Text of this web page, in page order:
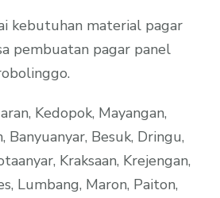
kebutuhan material pagar
pembuatan pagar panel
Kedopok, Mayangan,
Banyuanyar, Besuk, Dringu,
Kraksaan, Krejengan,
Lumbang, Maron, Paiton,